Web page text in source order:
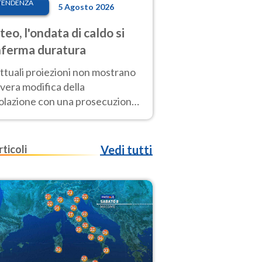
5 Agosto 2026
l'ondata di caldo si
duratura
proiezioni non mostrano
modifica della
con una prosecuzione
fuori scala per molti
Vedi tutti